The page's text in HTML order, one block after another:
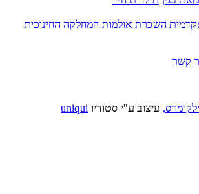
השכרת אולמות המחלקה החינוכית
קשר
עיצוב ע"י סטודיו uniqui